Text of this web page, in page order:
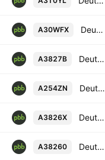
A30WFX Deutsche Pfandbriefbank AG 3.75% 20-SEP-2027
A3827B Deutsche Pfandbriefbank AG 4.25% 06-JUL-2029
A254ZN Deutsche Pfandbriefbank AG 0.906% 04-MAR-2050
A3826X Deutsche Pfandbriefbank AG 4.125% 01-SEP-2036
A38260 Deutsche Pfandbriefbank AG 4.164% 30-AUG-2029